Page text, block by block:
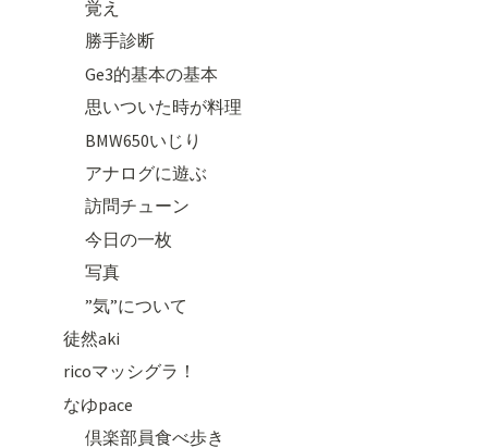
覚え
勝手診断
Ge3的基本の基本
思いついた時が料理
BMW650いじり
アナログに遊ぶ
訪問チューン
今日の一枚
写真
”気”について
徒然aki
ricoマッシグラ！
なゆpace
倶楽部員食べ歩き